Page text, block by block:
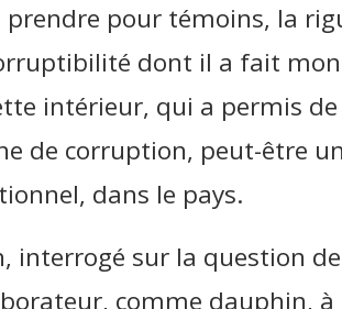
prendre pour témoins, la
dont il a fait
intérieur, qui a permis
de corruption, peut-être
dans le pays.
interrogé sur la question
comme dauphin,